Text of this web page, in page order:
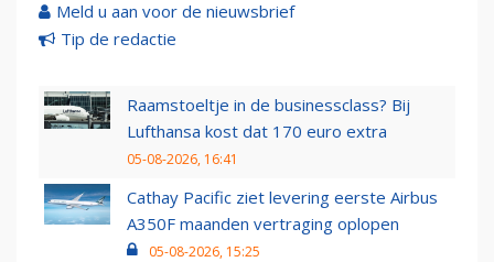
Meld u aan voor de nieuwsbrief
Tip de redactie
Raamstoeltje in de businessclass? Bij
Lufthansa kost dat 170 euro extra
05-08-2026, 16:41
Cathay Pacific ziet levering eerste Airbus
A350F maanden vertraging oplopen
05-08-2026, 15:25